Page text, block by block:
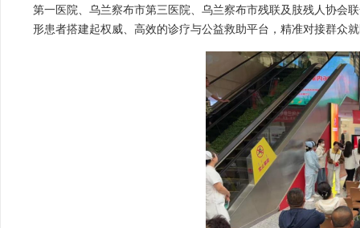
第一医院、乌兰察布市第三医院、乌兰察布市残联及肢残人协会
形患者搭建起权威、高效的诊疗与公益救助平台，精准对接群众